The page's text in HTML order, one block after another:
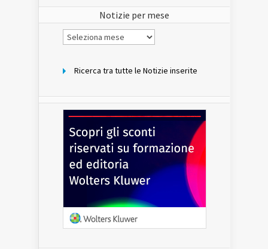
Notizie per mese
Notizie
per
Ricerca tra tutte le Notizie inserite